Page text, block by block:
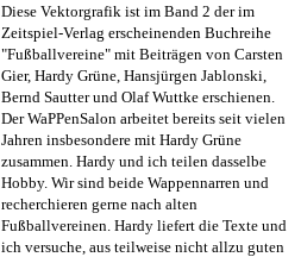
Diese Vektorgrafik ist im Band 2 der im
Zeitspiel-Verlag erscheinenden Buchreihe
"Fußballvereine" mit Beiträgen von Carsten
Gier, Hardy Grüne, Hansjürgen Jablonski,
Bernd Sautter und Olaf Wuttke erschienen.
Der WaPPenSalon arbeitet bereits seit vielen
Jahren insbesondere mit Hardy Grüne
zusammen. Hardy und ich teilen dasselbe
Hobby. Wir sind beide Wappennarren und
recherchieren gerne nach alten
Fußballvereinen. Hardy liefert die Texte und
ich versuche, aus teilweise nicht allzu guten